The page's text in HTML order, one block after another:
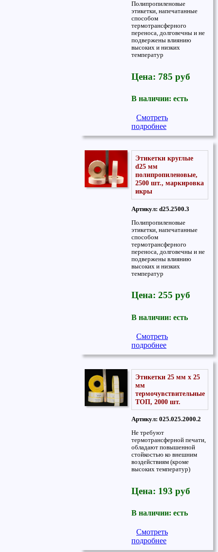
Полипропиленовые
этикетки, напечатанные
способом
термотрансферного
переноса, долговечны и не
подвержены влиянию
высоких и низких
температур
Цена: 785 руб
В наличии: есть
Смотреть
подробнее
Этикетки круглые
d25 мм
полипропиленовые,
2500 шт., маркировка
икры
Артикул: d25.2500.3
Полипропиленовые
этикетки, напечатанные
способом
термотрансферного
переноса, долговечны и не
подвержены влиянию
высоких и низких
температур
Цена: 255 руб
В наличии: есть
Смотреть
подробнее
Этикетки 25 мм x 25
мм
термочувствительные
ТОП, 2000 шт.
Артикул: 025.025.2000.2
Не требуют
термотрансферной печати,
обладают повышенной
стойкостью ко внешним
воздействиям (кроме
высоких температур)
Цена: 193 руб
В наличии: есть
Смотреть
подробнее